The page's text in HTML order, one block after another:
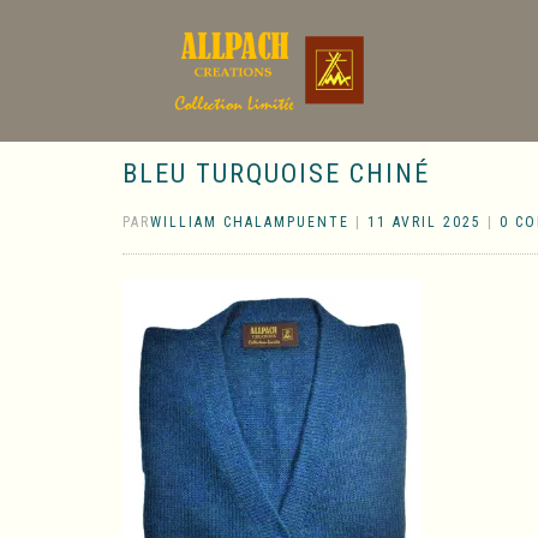
BLEU TURQUOISE CHINÉ
PARWILLIAM CHALAMPUENTE 11 AVRIL 2025 0